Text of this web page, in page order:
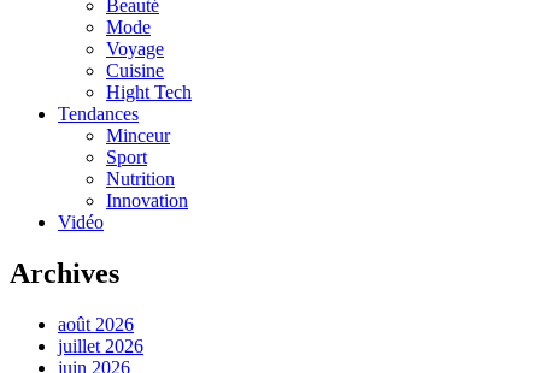
Beauté
Mode
Voyage
Cuisine
Hight Tech
Tendances
Minceur
Sport
Nutrition
Innovation
Vidéo
Archives
août 2026
juillet 2026
juin 2026